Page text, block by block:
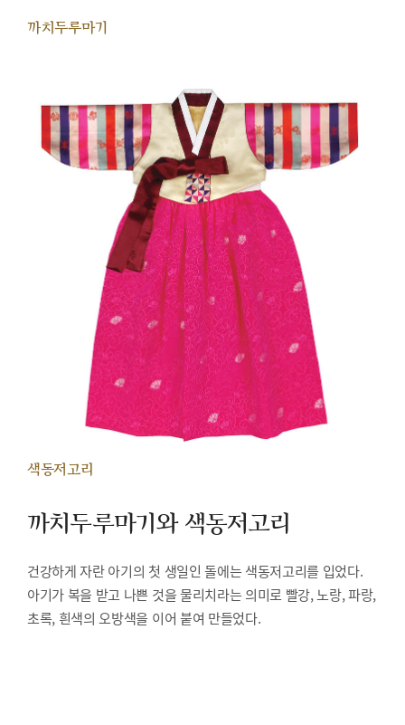
까치두루마기
색동저고리
까치두루마기와 색동저고리
건강하게 자란 아기의 첫 생일인 돌에는 색동저고리를 입었다.
아기가 복을 받고 나쁜 것을 물리치라는 의미로 빨강, 노랑, 파랑,
초록, 흰색의 오방색을 이어 붙여 만들었다.